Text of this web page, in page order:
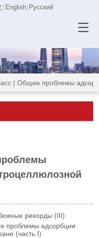
English Русский
| Общие проблемы
рекорды (III)
проблемы адсорбции
(часть I)